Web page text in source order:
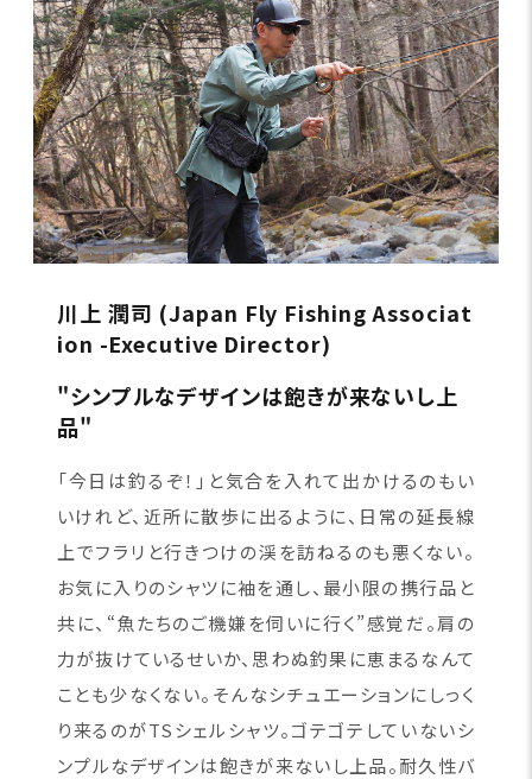
川上 潤司 (Japan Fly Fishing Associat
ion -Executive Director)
"シンプルなデザインは飽きが来ないし上
品"
「今日は釣るぞ！」と気合を入れて出かけるのもい
いけれど、近所に散歩に出るように、日常の延長線
上でフラリと行きつけの渓を訪ねるのも悪くない。
お気に入りのシャツに袖を通し、最小限の携行品と
共に、“魚たちのご機嫌を伺いに行く”感覚だ。肩の
力が抜けているせいか、思わぬ釣果に恵まるなんて
ことも少なくない。そんなシチュエーションにしっく
り来るのがTSシェルシャツ。ゴテゴテしていないシ
ンプルなデザインは飽きが来ないし上品。耐久性バ